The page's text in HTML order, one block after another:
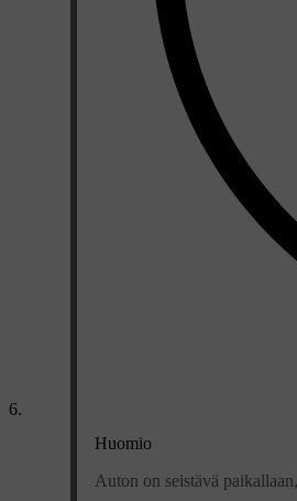
Huomio
Auton on seistävä